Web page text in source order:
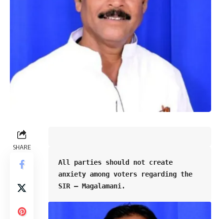
SHARE
All parties should not create
anxiety among voters regarding the
SIR – Magalamani.